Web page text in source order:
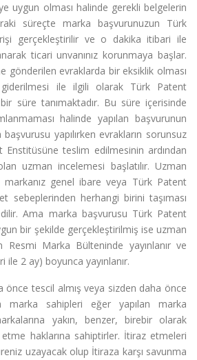
uygun olması halinde gerekli belgelerin
süreçte marka başvurunuzun Türk
gerçekleştirilir ve o dakika itibari ile
ticari unvanınız korunmaya başlar.
gönderilen evraklarda bir eksiklik olması
ile ilgili olarak Türk Patent
süre tanımaktadır. Bu süre içerisinde
halinde yapılan başvurunun
yapılırken evrakların sorunsuz
teslim edilmesinin ardından
uzman incelemesi başlatılır. Uzman
markanız genel ibare veya Türk Patent
sebeplerinden herhangi birini taşıması
Ama marka başvurusu Türk Patent
bir şekilde gerçekleştirilmiş ise uzman
Resmi Marka Bülteninde yayınlanır ve
2 ay) boyunca yayınlanır.
önce tescil almış veya sizden daha önce
marka sahipleri eğer yapılan marka
yakın, benzer, birebir olarak
haklarına sahiptirler. İtiraz etmeleri
uzayacak olup İtiraza karşı savunma